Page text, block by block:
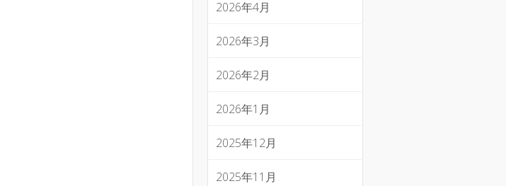
2026年4月
2026年3月
2026年2月
2026年1月
2025年12月
2025年11月